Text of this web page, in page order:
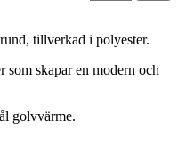
tillverkad i polyester.
som skapar en modern och
golvvärme.